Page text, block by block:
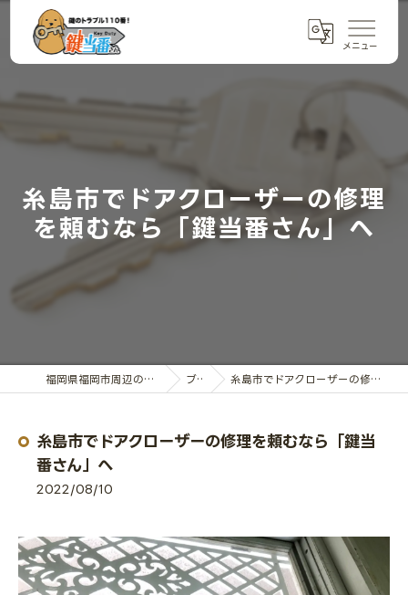
糸島市でドアクローザーの修理
を頼むなら「鍵当番さん」へ
福岡県福岡市周辺の鍵交換なら鍵当番さん ブログ 糸島市でドアクローザーの修理を頼むなら「鍵当番さん」へ
糸島市でドアクローザーの修理を頼むなら「鍵当
番さん」へ
2022/08/10